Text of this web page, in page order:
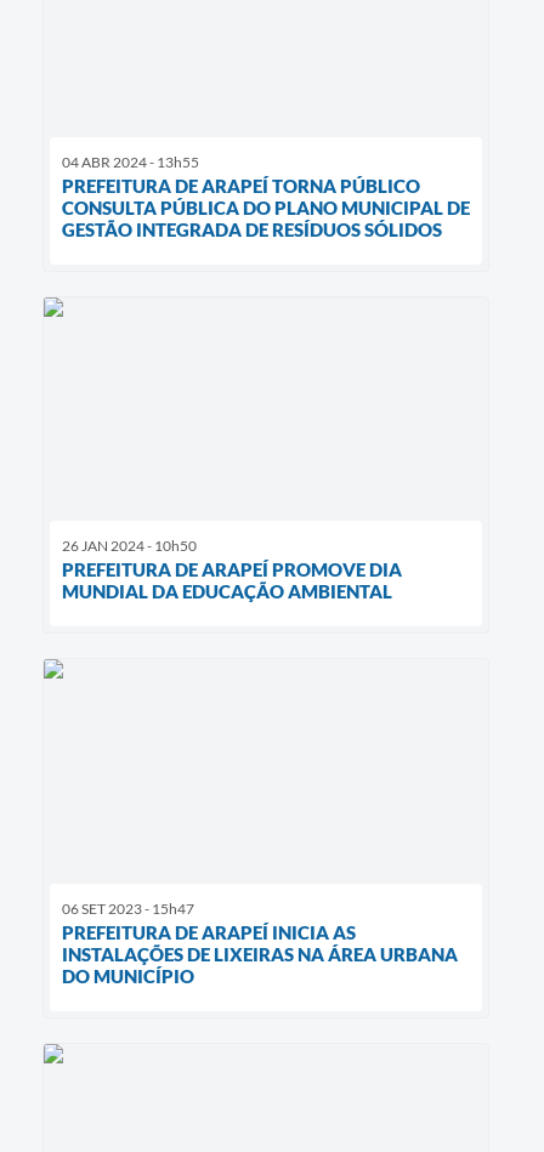
04 ABR 2024 - 13h55
PREFEITURA DE ARAPEÍ TORNA PÚBLICO
CONSULTA PÚBLICA DO PLANO MUNICIPAL DE
GESTÃO INTEGRADA DE RESÍDUOS SÓLIDOS
26 JAN 2024 - 10h50
PREFEITURA DE ARAPEÍ PROMOVE DIA
MUNDIAL DA EDUCAÇÃO AMBIENTAL
06 SET 2023 - 15h47
PREFEITURA DE ARAPEÍ INICIA AS
INSTALAÇÕES DE LIXEIRAS NA ÁREA URBANA
DO MUNICÍPIO